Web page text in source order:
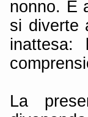
nonno. E
si diverte
inattesa:
La